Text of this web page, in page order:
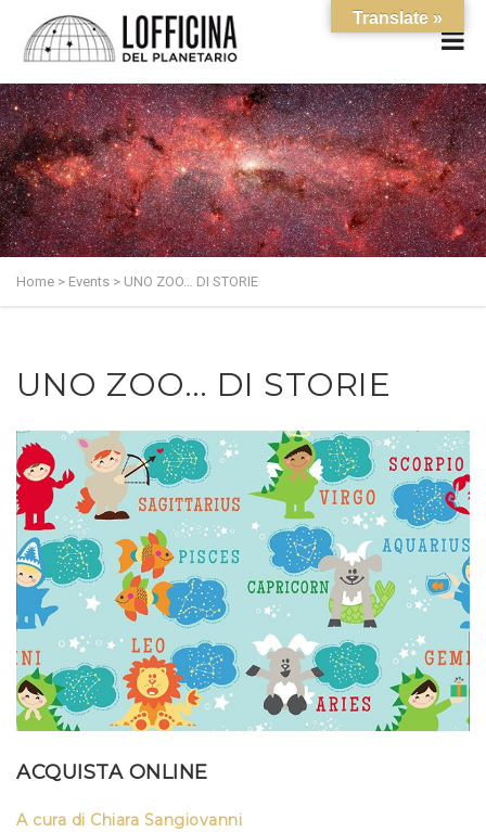
Home > Events > UNO ZOO… DI STORIE
UNO ZOO… DI STORIE
ACQUISTA ONLINE
A cura di Chiara Sangiovanni
Translate »